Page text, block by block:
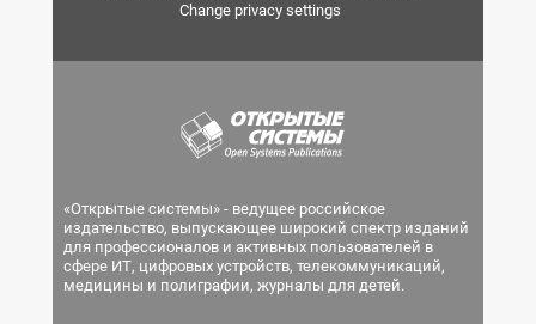
Change privacy settings
«Открытые системы» - ведущее российское
издательство, выпускающее широкий спектр изданий
для профессионалов и активных пользователей в
сфере ИТ, цифровых устройств, телекоммуникаций,
медицины и полиграфии, журналы для детей.